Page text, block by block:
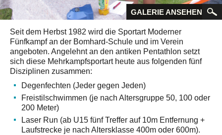
GALERIE ANSEHEN
Seit dem Herbst 1982 wird die Sportart Moderner
Fünfkampf an der Bomhard-Schule und im Verein
angeboten. Angelehnt an den antiken Pentathlon setzt
sich diese Mehrkampfsportart heute aus folgenden fünf
Disziplinen zusammen:
Degenfechten (Jeder gegen Jeden)
Freistilschwimmen (je nach Altersgruppe 50, 100 oder
200 Meter)
Laser Run (ab U15 fünf Treffer auf 10m Entfernung +
Laufstrecke je nach Altersklasse 400m oder 600m).